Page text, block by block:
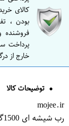
کالای
بودن ،
فروشنده
پرداخت
خارج از
توضیحات کالا
mojee.ir
رب شیشه ای 1500گرم یول